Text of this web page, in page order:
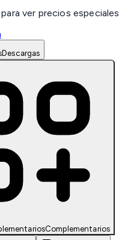
ver precios especiales
Descargas
Complementarios